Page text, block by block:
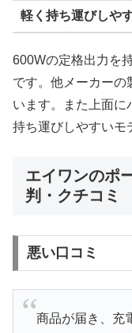
軽く持ち運びしや
600Wの定格出力を
です。他メーカーの
います。また上面に
持ち運びしやすいモ
エイワンのポ
判・クチコミ
悪い口コミ
商品が届き、充